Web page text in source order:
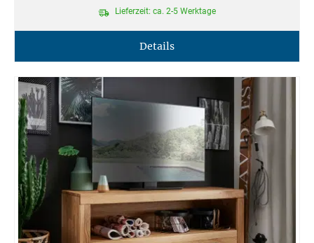
Lieferzeit: ca. 2-5 Werktage
Details